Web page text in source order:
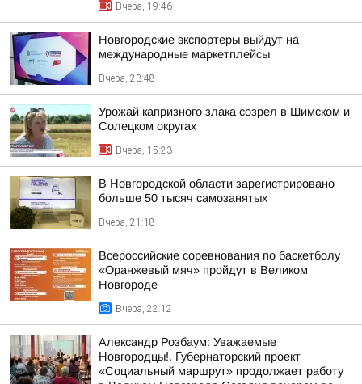
Вчера, 19:46
Новгородские экспортеры выйдут на
международные маркетплейсы
Вчера, 23:48
Урожай капризного злака созрел в Шимском и
Солецком округах
Вчера, 15:23
В Новгородской области зарегистрировано
больше 50 тысяч самозанятых
Вчера, 21:18
Всероссийские соревнования по баскетболу
«Оранжевый мяч» пройдут в Великом
Новгороде
Вчера, 22:12
Александр Розбаум: Уважаемые
Новгородцы!. Губернаторский проект
«Социальный маршрут» продолжает работу